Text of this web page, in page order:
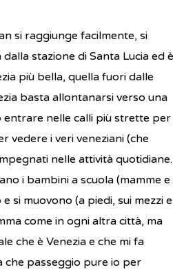
si raggiunge facilmente, si
stazione di Santa Lucia ed è
più bella, quella fuori dalle
basta allontanarsi verso una
nelle calli più strette per
vedere i veri veneziani (che
nelle attività quotidiane.
i bambini a scuola (mamme e
si muovono (a piedi, sui mezzi e
come in ogni altra città, ma
che è Venezia e che mi fa
che passeggio pure io per